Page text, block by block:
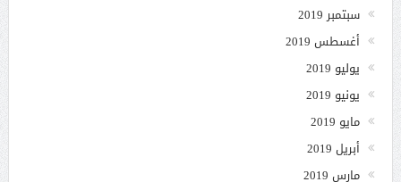
سبتمبر 2019
أغسطس 2019
يوليو 2019
يونيو 2019
مايو 2019
أبريل 2019
مارس 2019